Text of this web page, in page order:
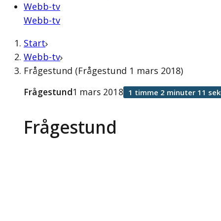
Webb-tv
Webb-tv
Start
Webb-tv
Frågestund (Frågestund 1 mars 2018)
Frågestund
Frågestund1 mars 2018 1 timme 2 minuter 11